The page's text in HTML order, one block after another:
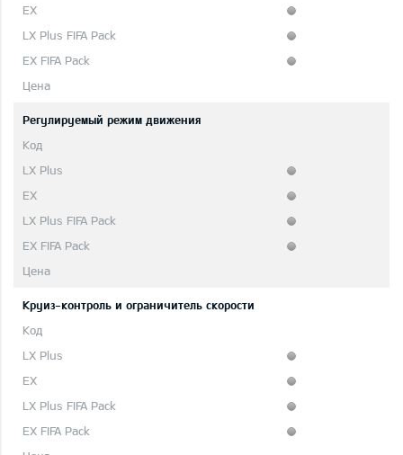
Регулируемый режим движения
Круиз-контроль и ограничитель скорости